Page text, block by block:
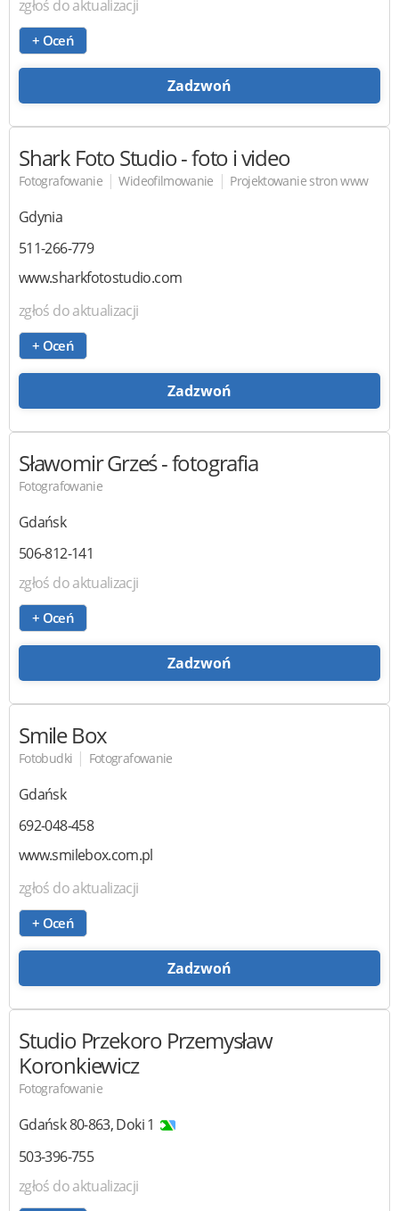
zgłoś do aktualizacji
+ Oceń
Zadzwoń
Shark Foto Studio- foto i video
Fotografowanie | Wideofilmowanie | Projektowanie stron www
Gdynia
511-266-779
www.sharkfotostudio.com
zgłoś do aktualizacji
+ Oceń
Zadzwoń
Sławomir Grześ- fotografia
Fotografowanie
Gdańsk
506-812-141
zgłoś do aktualizacji
+ Oceń
Zadzwoń
Smile Box
Fotobudki | Fotografowanie
Gdańsk
692-048-458
www.smilebox.com.pl
zgłoś do aktualizacji
+ Oceń
Zadzwoń
Studio Przekoro Przemysław
Koronkiewicz
Fotografowanie
Gdańsk80-863,Doki 1
503-396-755
zgłoś do aktualizacji